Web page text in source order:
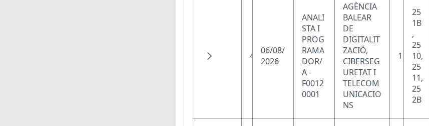
4
06/08/
2026
ANALI
STA I
PROG
RAMA
DOR/
A -
F0012
0001
AGÈNCIA
BALEAR
DE
DIGITALIT
ZACIÓ,
CIBERSEG
URETAT I
TELECOM
UNICACIO
NS
1
25
1B
,
25
10,
25
11,
25
2B